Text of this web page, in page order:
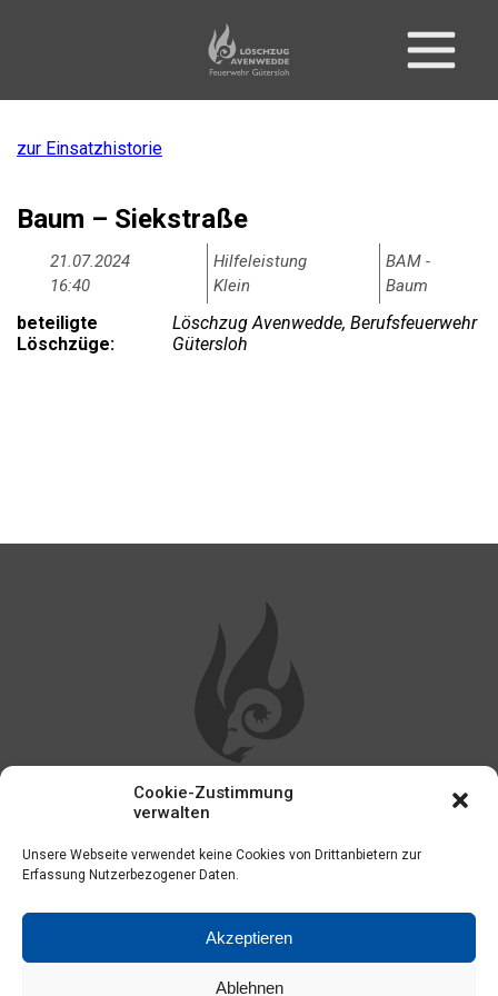
Cookie-Zustimmung
verwalten
Unsere Webseite verwendet keine Cookies von Drittanbietern zur
Erfassung Nutzerbezogener Daten.
Akzeptieren
Ablehnen
zur Einsatzhistorie
Baum – Siekstraße
21.07.2024
16:40
Hilfeleistung
Klein
BAM -
Baum
beteiligte
Löschzüge:
Löschzug Avenwedde, Berufsfeuerwehr
Gütersloh
WEITERE LINKS
Impressum
Kontakt
Datenschutzerklärung